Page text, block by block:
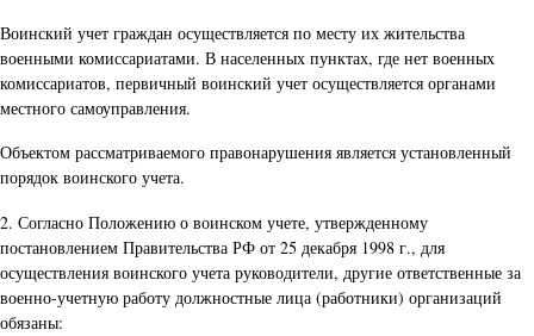
Воинский учет граждан осуществляется по месту их жительства
военными комиссариатами. В населенных пунктах, где нет военных
комиссариатов, первичный воинский учет осуществляется органами
местного самоуправления.
Объектом рассматриваемого правонарушения является установленный
порядок воинского учета.
2. Согласно Положению о воинском учете, утвержденному
постановлением Правительства РФ от 25 декабря 1998 г., для
осуществления воинского учета руководители, другие ответственные за
военно-учетную работу должностные лица (работники) организаций
обязаны: